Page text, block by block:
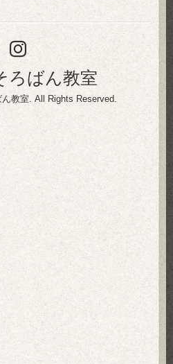
ろばん教室
ん教室 . All Rights Reserved.